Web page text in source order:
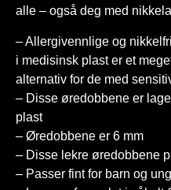
alle – også deg med
– Allergivennlige og
i medisinsk plast er et
alternativ for de med
– Disse øredobbene er
plast
– Øredobbene er 6 mm
– Disse lekre øredobbene
– Passer fint for barn og